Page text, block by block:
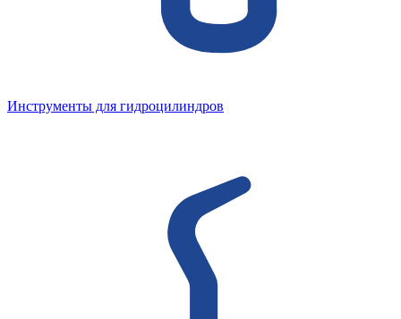
Инструменты для гидроцилиндров